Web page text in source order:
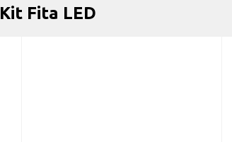
Kit Fita LED